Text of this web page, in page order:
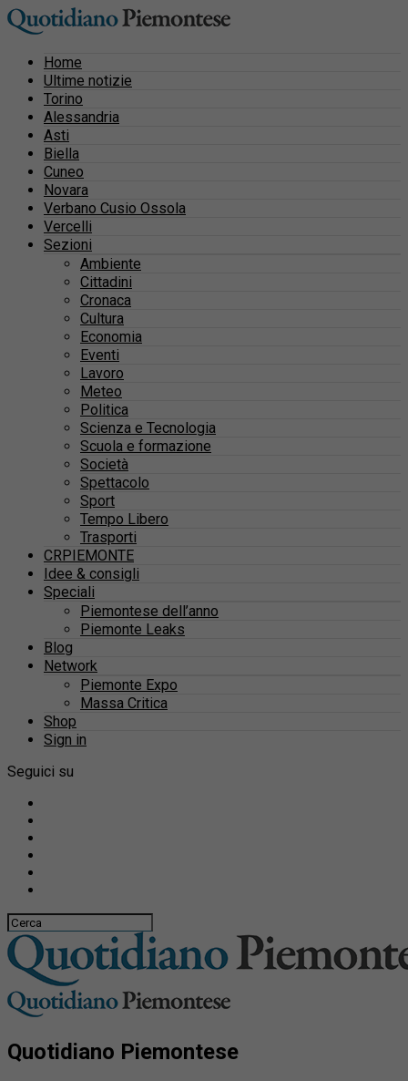
Home
Ultime notizie
Torino
Alessandria
Asti
Biella
Cuneo
Novara
Verbano Cusio Ossola
Vercelli
Sezioni
Ambiente
Cittadini
Cronaca
Cultura
Economia
Eventi
Lavoro
Meteo
Politica
Scienza e Tecnologia
Scuola e formazione
Società
Spettacolo
Sport
Tempo Libero
Trasporti
CRPIEMONTE
Idee & consigli
Speciali
Piemontese dell’anno
Piemonte Leaks
Blog
Network
Piemonte Expo
Massa Critica
Shop
Sign in
Seguici su
Quotidiano Piemontese